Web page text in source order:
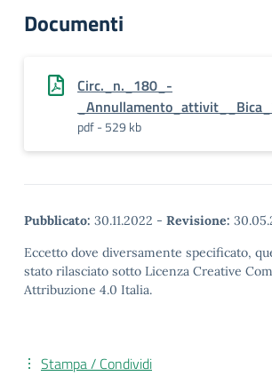
Documenti
Circ._n._180_-
pdf - 529 kb
Pubblicato: 30.11.2022 - Revisione:
Eccetto dove diversamente specificato,
stato rilasciato sotto Licenza Creative
Attribuzione 4.0 Italia.
Stampa / Condividi